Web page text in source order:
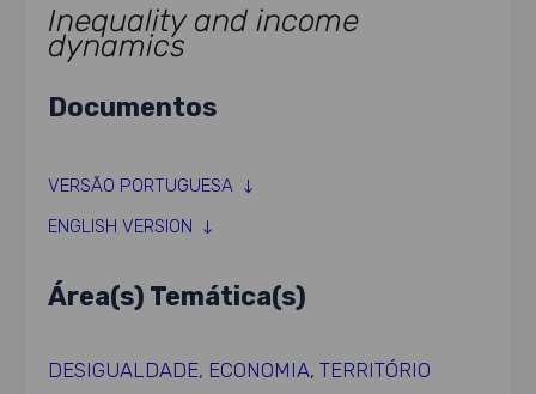
Inequality and income
dynamics
Documentos
VERSÃO PORTUGUESA
ENGLISH VERSION
Área(s) Temática(s)
DESIGUALDADE, ECONOMIA,TERRITÓRIO